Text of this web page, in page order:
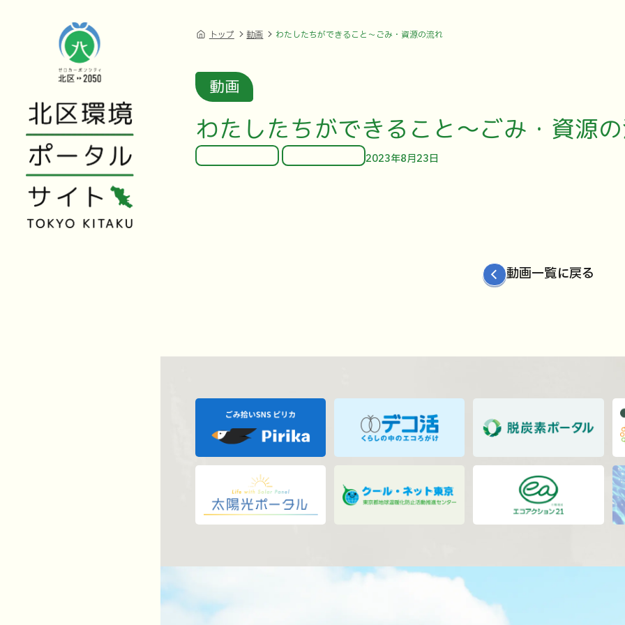
トップ 動画 わたしたちができること～ごみ・資源の流れ
動画
わたしたちができること～ごみ・資源
2023年8月23日
動画一覧に戻る